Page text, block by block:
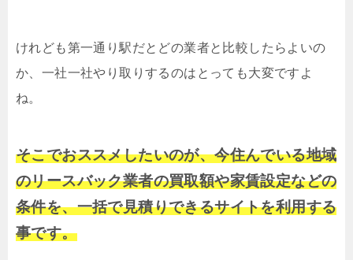
けれども第一通り駅だとどの業者と比較したらよいの
か、一社一社やり取りするのはとっても大変ですよ
ね。
そこでおススメしたいのが、今住んでいる地域
のリースバック業者の買取額や家賃設定などの
条件を、一括で見積りできるサイトを利用する
事です。